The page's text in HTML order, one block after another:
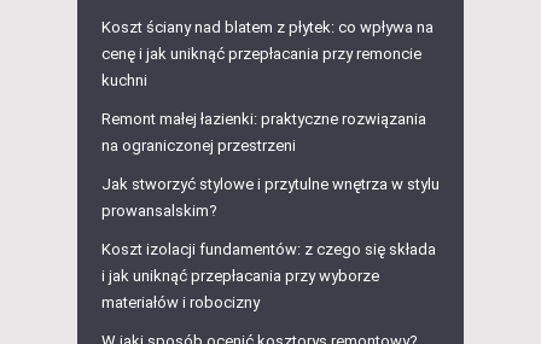
Koszt ściany nad blatem z płytek: co wpływa na
cenę i jak uniknąć przepłacania przy remoncie
kuchni
Remont małej łazienki: praktyczne rozwiązania
na ograniczonej przestrzeni
Jak stworzyć stylowe i przytulne wnętrza w stylu
prowansalskim?
Koszt izolacji fundamentów: z czego się składa
i jak uniknąć przepłacania przy wyborze
materiałów i robocizny